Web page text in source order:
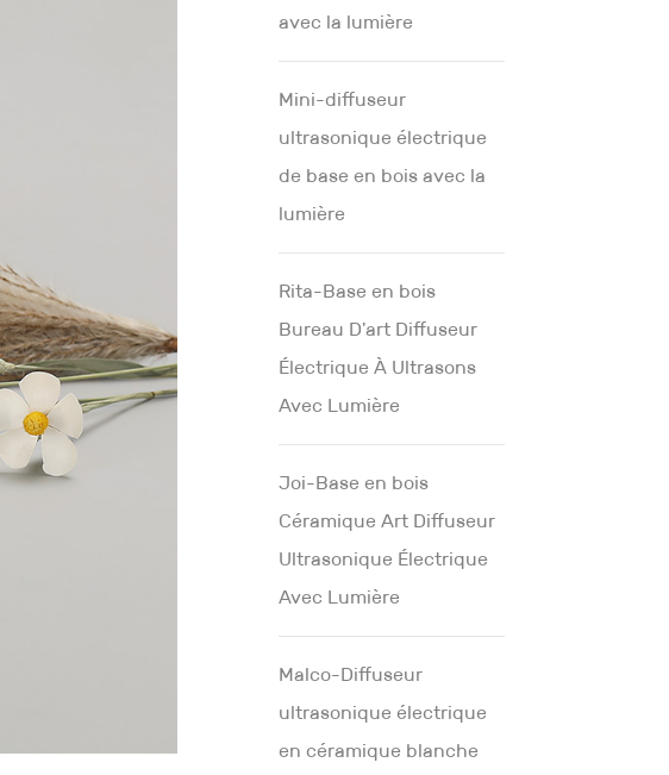
avec la lumière
Mini-diffuseur
ultrasonique électrique
de base en bois avec la
lumière
Rita-Base en bois
Bureau D'art Diffuseur
Électrique À Ultrasons
Avec Lumière
Joi-Base en bois
Céramique Art Diffuseur
Ultrasonique Électrique
Avec Lumière
Malco-Diffuseur
ultrasonique électrique
en céramique blanche